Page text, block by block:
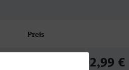
Preis
102,99 €